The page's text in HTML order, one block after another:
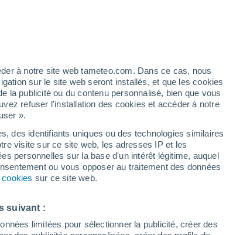
à notre site web tameteo.com. Dans ce cas, nous
sur le site web seront installés, et que les cookies
la publicité ou du contenu personnalisé, bien que vous
refuser l'installation des cookies et accéder à notre
».
des identifiants uniques ou des technologies similaires
visite sur ce site web, les adresses IP et les
personnelles sur la base d'un intérêt légitime, auquel
ou vous opposer au traitement des données
cookies sur ce site web.
suivant :
limitées pour sélectionner la publicité, créer des
État de la neige
Epaisseur de neige au sommet -
Tyoe de neige à la base
Tyoe de neige au sommet